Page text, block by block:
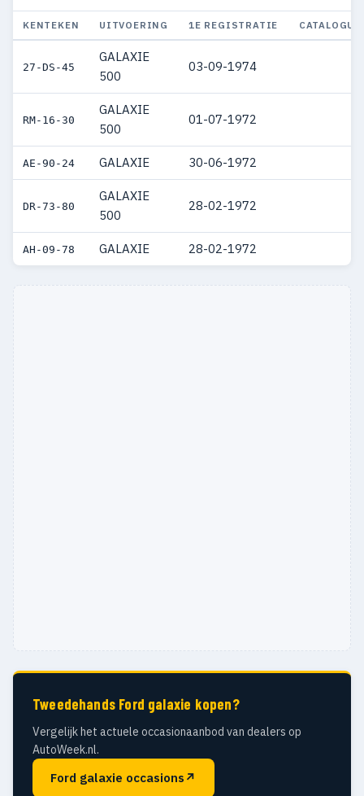
KENTEKEN UITVOERING 1E REGISTRATIE
27-DS-45
GALAXIE
500
03-09-1974
RM-16-30
GALAXIE
500
01-07-1972
AE-90-24 GALAXIE 30-06-1972
DR-73-80
GALAXIE
500
28-02-1972
AH-09-78 GALAXIE 28-02-1972
Tweedehands Ford galaxie kopen?
Vergelijk het actuele occasionaanbod van dealers op
AutoWeek.nl.
Ford galaxie occasions ↗